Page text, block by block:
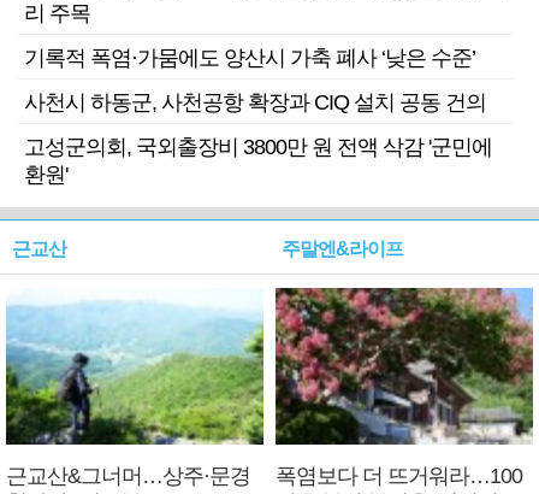
리 주목
기록적 폭염·가뭄에도 양산시 가축 폐사 ‘낮은 수준’
사천시 하동군, 사천공항 확장과 CIQ 설치 공동 건의
고성군의회, 국외출장비 3800만 원 전액 삭감 '군민에
환원'
근교산
근교산&그너머…상주·문경
주말엔&라이프
폭염보다 더 뜨거워라…100